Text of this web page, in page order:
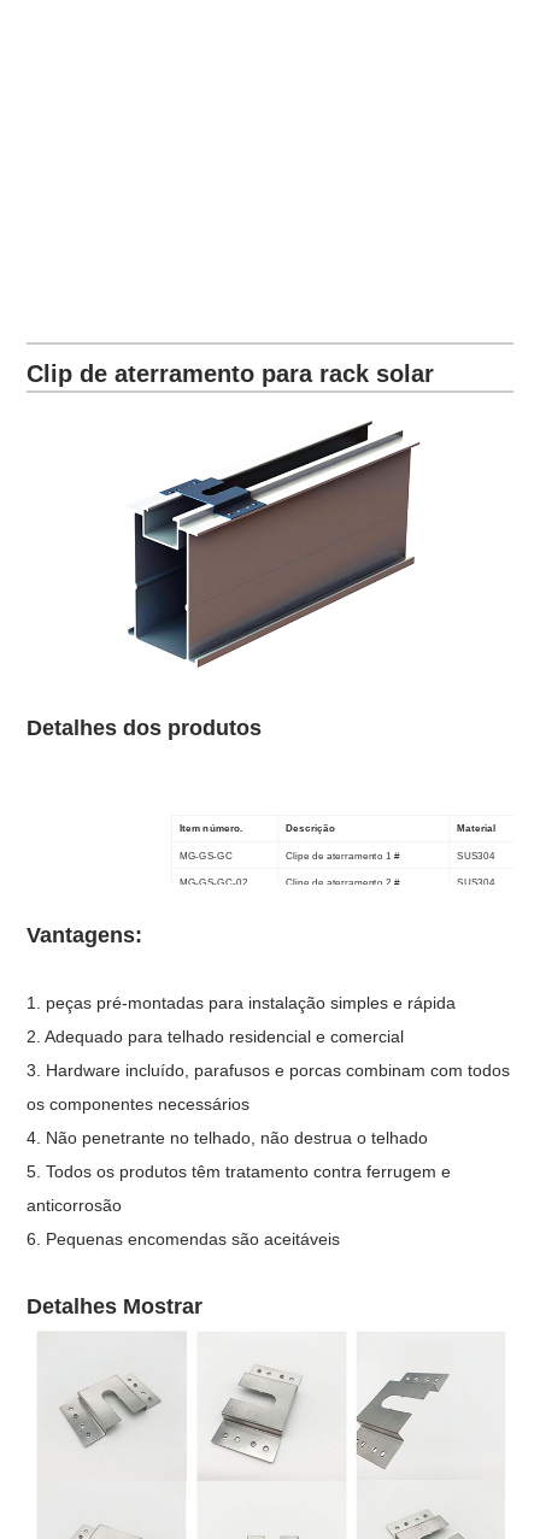
Clip de aterramento para rack solar
Detalhes dos produtos
Item número. Descrição Material
MG-GS-GC Clipe de aterramento 1 # SUS304
MG-GS-GC-02 Clipe de aterramento 2 # SUS304
Vantagens:
1. peças pré-montadas para instalação simples e rápida
2. Adequado para telhado residencial e comercial
3. Hardware incluído, parafusos e porcas combinam com todos
os componentes necessários
4. Não penetrante no telhado, não destrua o telhado
5. Todos os produtos têm tratamento contra ferrugem e
anticorrosão
6. Pequenas encomendas são aceitáveis
Detalhes Mostrar